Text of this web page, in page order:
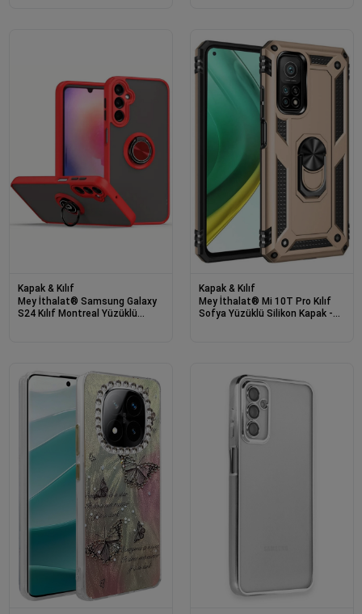
Kapak & Kılıf
Mey İthalat® Samsung Galaxy
S24 Kılıf Montreal Yüzüklü
Kapak & Kılıf
Mey İthalat® Mi 10T Pro Kılıf
Sofya Yüzüklü Silikon Kapak -